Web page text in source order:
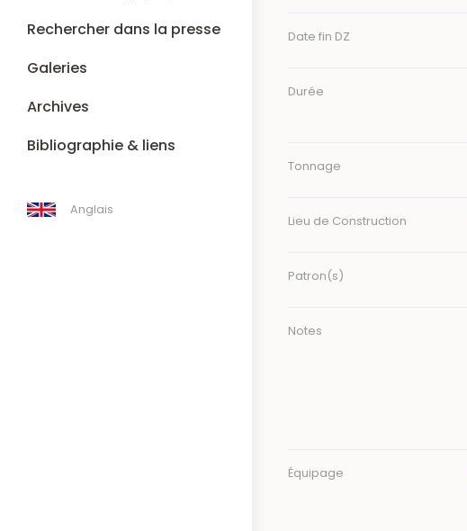
Rechercher dans la presse
Galeries
Archives
Bibliographie & liens
Anglais
Date fin DZ
Durée
Tonnage
Lieu de Construction
Patron(s)
Notes
Équipage